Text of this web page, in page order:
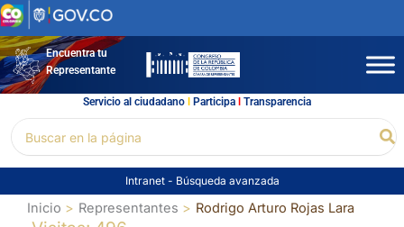
Ir
al
contenidoEncuentra tu
Representante
Servicio al ciudadano l Participal Transparencia
por:
Intranet - Búsqueda avanzada
Inicio Representantes Rodrigo Arturo Rojas Lara